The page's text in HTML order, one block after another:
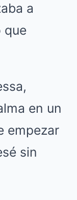
a
que
en un
empezar
sin